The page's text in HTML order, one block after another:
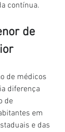
contínua.
de
de médicos
diferença
de
em
e das